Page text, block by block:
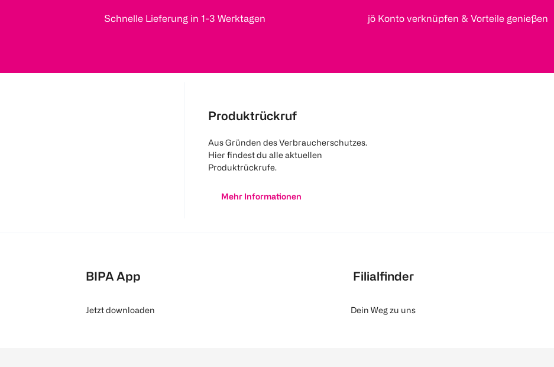
Schnelle Lieferung in 1-3 Werktagen jö Konto verknüpfen & Vorteile genießen
Produktrückruf
Aus Gründen des Verbraucherschutzes.
Hier findest du alle aktuellen
Produktrückrufe.
Mehr Informationen
BIPA App
Jetzt downloaden
Filialfinder
Dein Weg zu uns